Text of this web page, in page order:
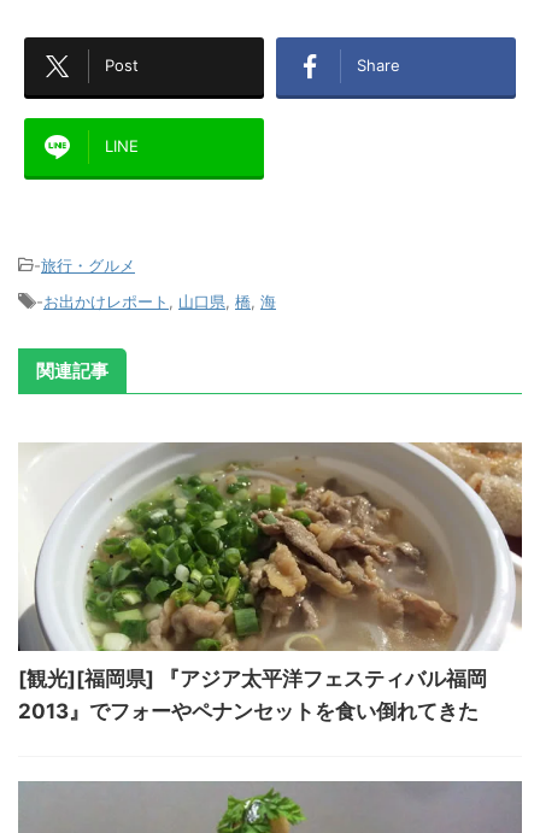
Post Share
LINE
-旅行・グルメ
-お出かけレポート , 山口県, 橋, 海
関連記事
[観光][福岡県] 『アジア太平洋フェスティバル福岡
2013』でフォーやペナンセットを食い倒れてきた